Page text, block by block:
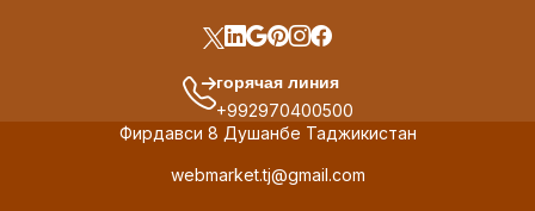
горячая линия
+992970400500
Фирдавси 8 Душанбе Таджикистан
webmarket.tj@gmail.com